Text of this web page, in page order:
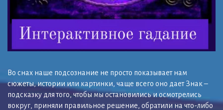
Во снах наше подсознание не просто показывает нам
сюжеты, истории или картинки, чаще всего оно дает Знак –
подсказку для того, чтобы мы остановились и осмотрелись
вокруг, приняли правильное решение, обратили на что-либо